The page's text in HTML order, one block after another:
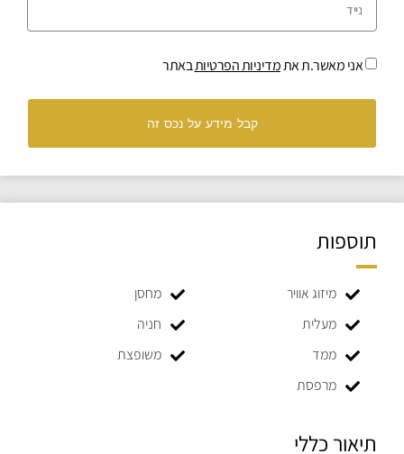
אני מאשר.ת אתמדיניות הפרטיותבאתר
קבל מידע על נכס זה
תוספות
מיזוג אוויר
מחסן
מעלית
חניה
ממד
משופצת
מרפסת
תיאור כללי